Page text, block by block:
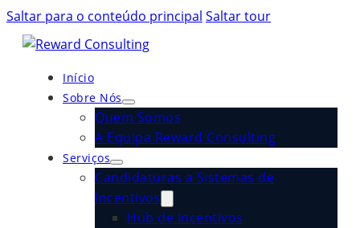
Saltar para o conteúdo principal Saltar tour
Início
Sobre Nós
Quem Somos
A Equipa Reward Consulting
Serviços
Candidaturas a Sistemas de
Incentivos
Hub de Incentivos